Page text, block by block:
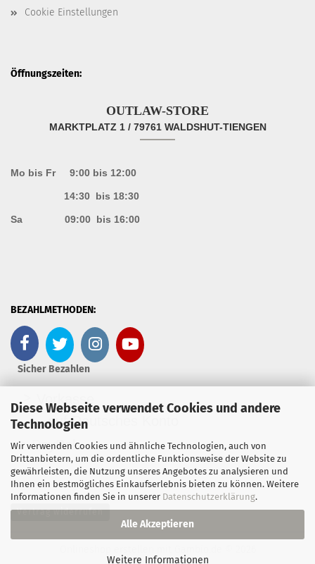
Diese Webseite verwendet Cookies und andere
Technologien
Wir verwenden Cookies und ähnliche Technologien, auch von
Drittanbietern, um die ordentliche Funktionsweise der Website zu
gewährleisten, die Nutzung unseres Angebotes zu analysieren und
Ihnen ein bestmögliches Einkaufserlebnis bieten zu können. Weitere
Informationen finden Sie in unserer Datenschutzerklärung.
Alle Akzeptieren
Weitere Informationen
Cookie Einstellungen
Öffnungszeiten:
OUTLAW-STORE
MARKTPLATZ 1 / 79761 WALDSHUT-TIENGEN
Mo bis Fr 9:00 bis 12:00
14:30 bis 18:30
Sa 09:00 bis 16:00
BEZAHLMETHODEN:
Sicher Bezahlen
>
Vorkasse
- auf Deutsches Konto
>PayPal
Vertrag widerrufen